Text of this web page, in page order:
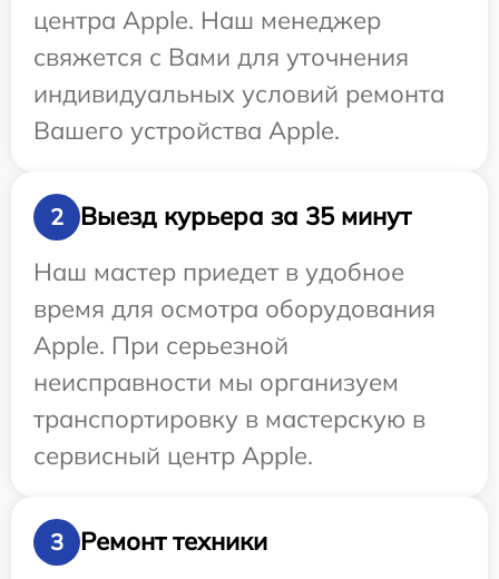
центра Apple. Наш менеджер
свяжется с Вами для уточнения
индивидуальных условий ремонта
Вашего устройства Apple.
2
Выезд курьера за 35 минут
Наш мастер приедет в удобное
время для осмотра оборудования
Apple. При серьезной
неисправности мы организуем
транспортировку в мастерскую в
сервисный центр Apple.
3
Ремонт техники